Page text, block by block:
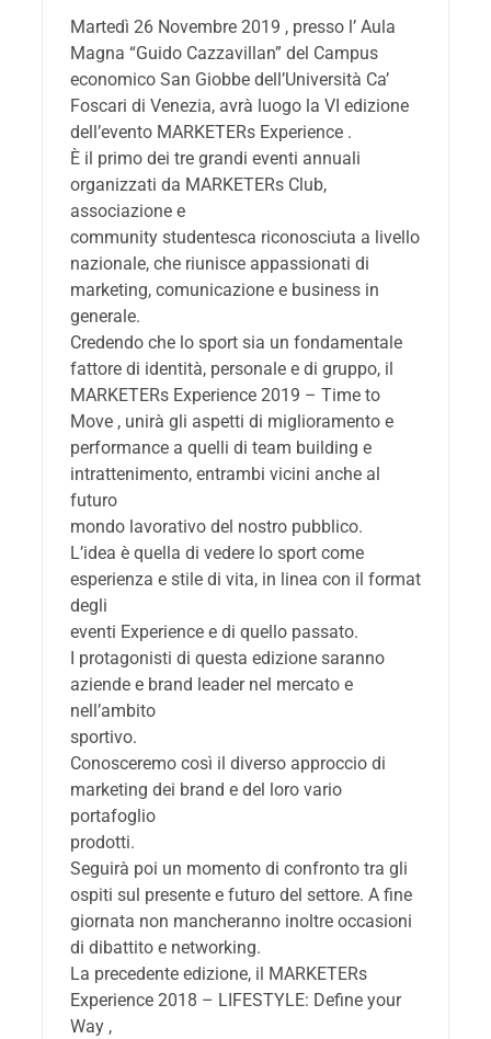
Martedì 26 Novembre 2019 , presso l’ Aula
Magna “Guido Cazzavillan” del Campus
economico San Giobbe dell’Università Ca’
Foscari di Venezia, avrà luogo la VI edizione
dell’evento MARKETERs Experience .
È il primo dei tre grandi eventi annuali
organizzati da MARKETERs Club,
associazione e
community studentesca riconosciuta a livello
nazionale, che riunisce appassionati di
marketing, comunicazione e business in
generale.
Credendo che lo sport sia un fondamentale
fattore di identità, personale e di gruppo, il
MARKETERs Experience 2019 – Time to
Move , unirà gli aspetti di miglioramento e
performance a quelli di team building e
intrattenimento, entrambi vicini anche al
futuro
mondo lavorativo del nostro pubblico.
L’idea è quella di vedere lo sport come
esperienza e stile di vita, in linea con il format
degli
eventi Experience e di quello passato.
I protagonisti di questa edizione saranno
aziende e brand leader nel mercato e
nell’ambito
sportivo.
Conosceremo così il diverso approccio di
marketing dei brand e del loro vario
portafoglio
prodotti.
Seguirà poi un momento di confronto tra gli
ospiti sul presente e futuro del settore. A fine
giornata non mancheranno inoltre occasioni
di dibattito e networking.
La precedente edizione, il MARKETERs
Experience 2018 – LIFESTYLE: Define your
Way ,